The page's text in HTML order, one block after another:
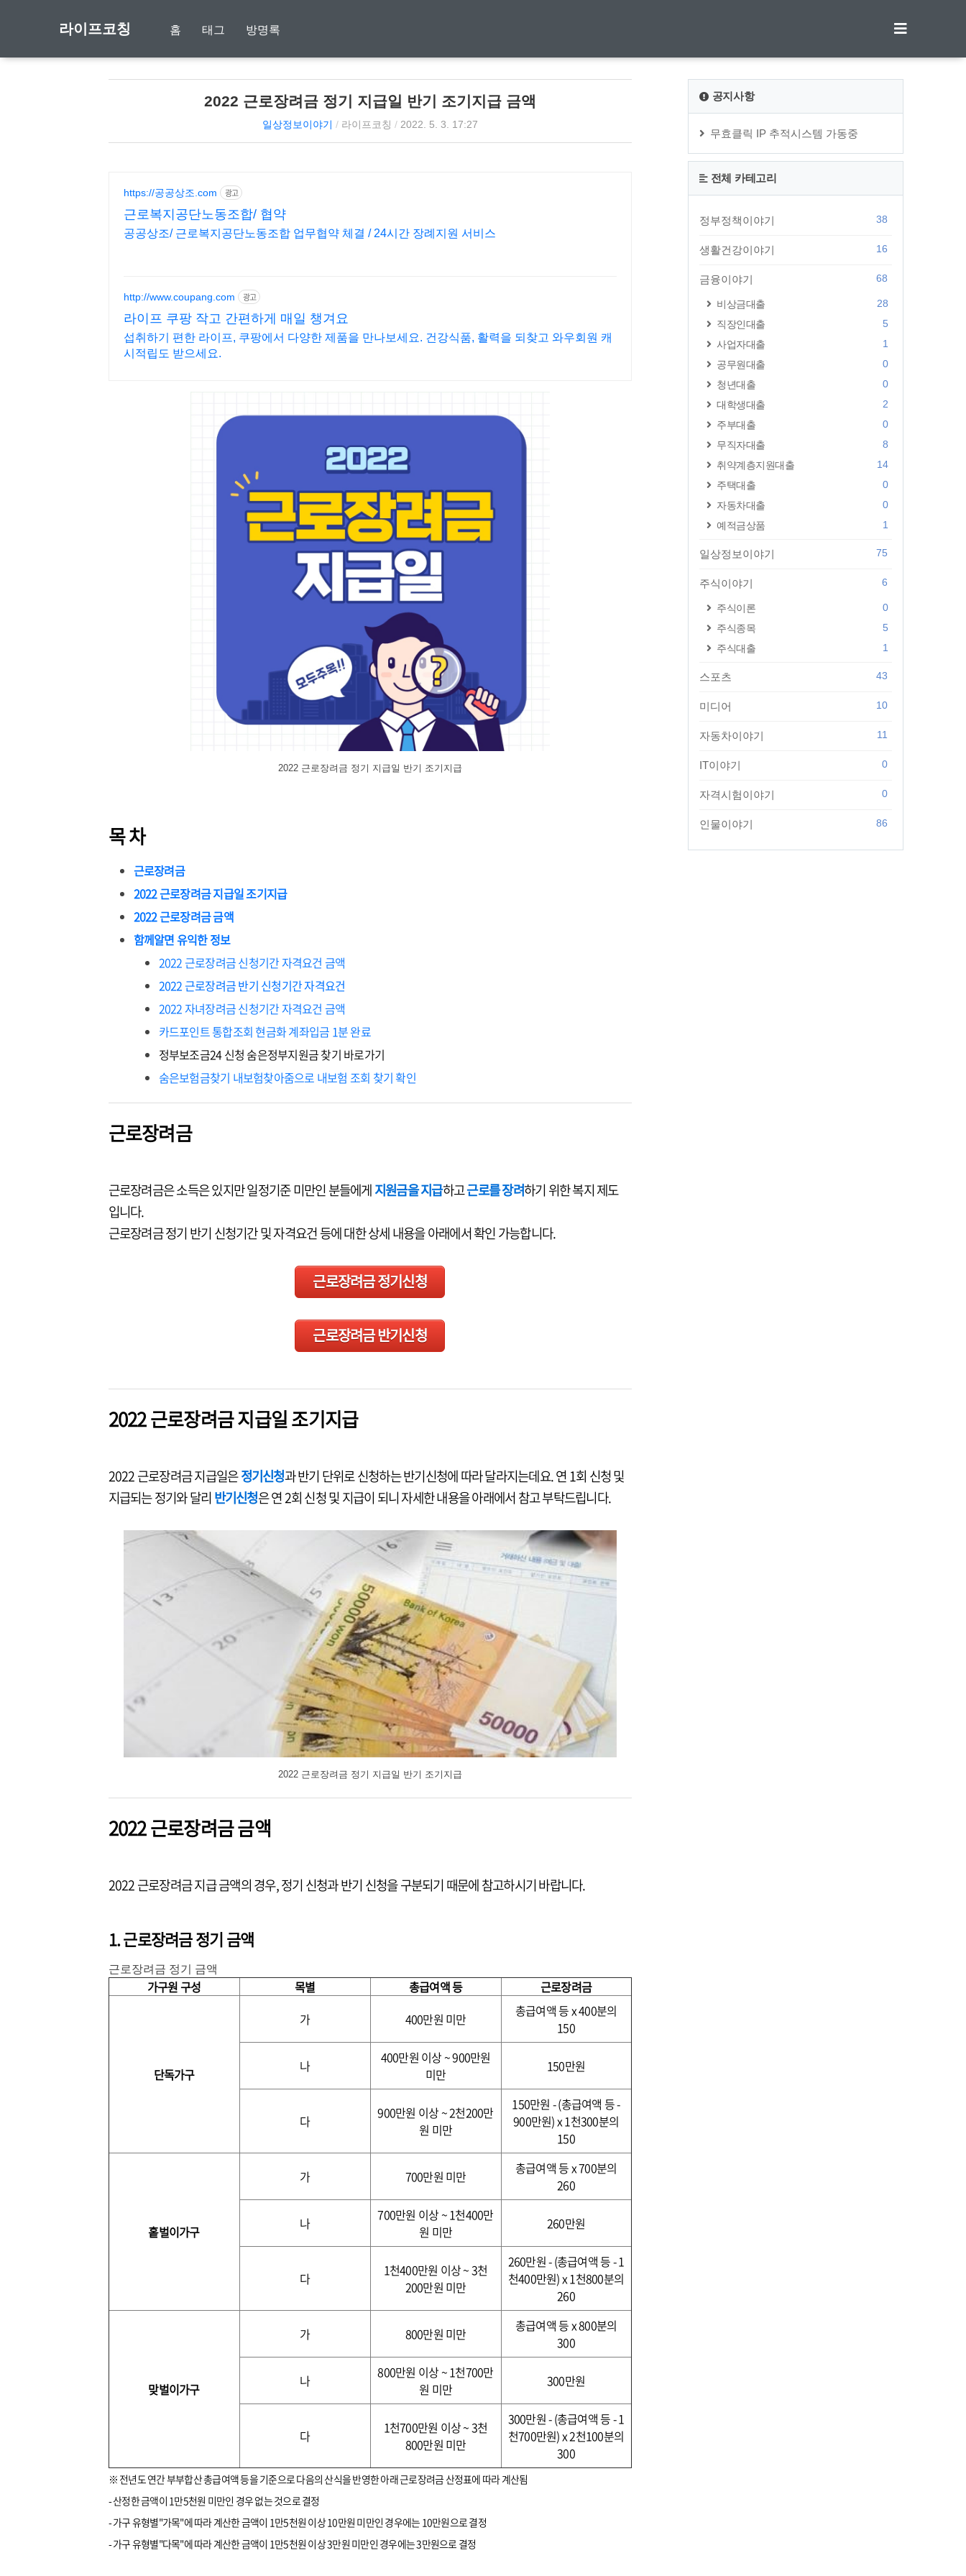
라이프코칭 홈 태그 방명록
2022 근로장려금 정기 지급일 반기 조기지급 금액
일상정보이야기 / 라이프코칭 / 2022. 5. 3. 17:27
https://공공상조.com 광고
근로복지공단노동조합/ 협약
공공상조/ 근로복지공단노동조합 업무협약 체결 / 24시간 장례지원 서비스
http://www.coupang.com 광고
라이프 쿠팡 작고 간편하게 매일 챙겨요
섭취하기 편한 라이프, 쿠팡에서 다양한 제품을 만나보세요. 건강식품, 활력을 되찾고 와우회원 캐
시적립도 받으세요.
2022 근로장려금 정기 지급일 반기 조기지급
목 차
근로장려금
2022 근로장려금 지급일 조기지급
2022 근로장려금 금액
함께알면 유익한 정보
2022 근로장려금 신청기간 자격요건 금액
2022 근로장려금 반기 신청기간 자격요건
2022 자녀장려금 신청기간 자격요건 금액
카드포인트 통합조회 현금화 계좌입금 1분 완료
정부보조금24 신청 숨은정부지원금 찾기 바로가기
숨은보험금찾기 내보험찾아줌으로 내보험 조회 찾기 확인
근로장려금
근로장려금은 소득은 있지만 일정기준 미만인 분들에게지원금을 지급하고근로를 장려하기 위한 복지 제도
입니다.
근로장려금 정기 반기 신청기간 및 자격요건 등에 대한 상세 내용을 아래에서 확인 가능합니다.
근로장려금 정기신청
근로장려금 반기신청
2022 근로장려금 지급일 조기지급
2022 근로장려금 지급일은정기신청과 반기 단위로 신청하는 반기신청에 따라 달라지는데요. 연 1회 신청 및
지급되는 정기와 달리 반기신청은 연 2회 신청 및 지급이 되니 자세한 내용을 아래에서 참고 부탁드립니다.
2022 근로장려금 정기 지급일 반기 조기지급
2022 근로장려금 금액
2022 근로장려금 지급 금액의 경우, 정기 신청과 반기 신청을 구분되기 때문에 참고하시기 바랍니다.
1. 근로장려금 정기 금액
근로장려금 정기 금액
가구원 구성 목별 총급여액 등 근로장려금
단독가구
가 400만원 미만
총급여액 등 x 400분의
150
나
400만원 이상 ~ 900만원
미만
150만원
다
900만원 이상 ~ 2천200만
원 미만
150만원 - (총급여액 등 -
900만원) x 1천300분의
150
홑벌이가구
가 700만원 미만
총급여액 등 x 700분의
260
나
700만원 이상 ~ 1천400만
원 미만
260만원
다
1천400만원 이상 ~ 3천
200만원 미만
260만원 - (총급여액 등 - 1
천400만원) x 1천800분의
260
맞벌이가구
가 800만원 미만
총급여액 등 x 800분의
300
나
800만원 이상 ~ 1천700만
원 미만
300만원
다
1천700만원 이상 ~ 3천
800만원 미만
300만원 - (총급여액 등 - 1
천700만원) x 2천100분의
300
※ 전년도 연간 부부합산 총급여액 등을 기준으로 다음의 산식을 반영한 아래 근로장려금 산정표에 따라 계산됨
- 산정한 금액이 1만5천원 미만인 경우 없는 것으로 결정
- 가구 유형별"가목"에 따라 계산한 금액이 1만5천원 이상 10만원 미만인 경우에는 10만원으로 결정
- 가구 유형별"다목"에 따라 계산한 금액이 1만5천원 이상 3만원 미만인 경우에는 3만원으로 결정
공지사항
무효클릭 IP 추적시스템 가동중
전체 카테고리
정부정책이야기 38
생활건강이야기 16
금융이야기 68
비상금대출
28
직장인대출
5
사업자대출
1
공무원대출
0
청년대출
0
대학생대출
2
주부대출
0
무직자대출
8
취약계층지원대출
14
주택대출
0
자동차대출
0
예적금상품
1
일상정보이야기 75
주식이야기 6
주식이론
0
주식종목
5
주식대출
1
스포츠 43
미디어 10
자동차이야기 11
IT이야기 0
자격시험이야기 0
인물이야기 86